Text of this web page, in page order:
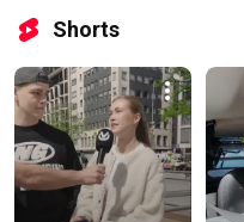
Shorts